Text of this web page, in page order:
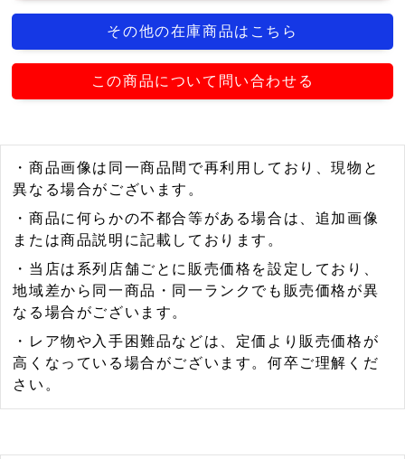
その他の在庫商品はこちら
この商品について問い合わせる
・商品画像は同一商品間で再利用しており、現物と
異なる場合がございます。
・商品に何らかの不都合等がある場合は、追加画像
または商品説明に記載しております。
・当店は系列店舗ごとに販売価格を設定しており、
地域差から同一商品・同一ランクでも販売価格が異
なる場合がございます。
・レア物や入手困難品などは、定価より販売価格が
高くなっている場合がございます。何卒ご理解くだ
さい。